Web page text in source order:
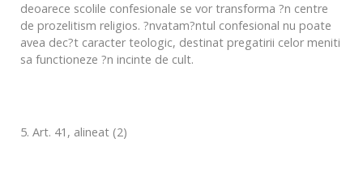
deoarece scolile confesionale se vor transforma ?n centre
de prozelitism religios. ?nvatam?ntul confesional nu poate
avea dec?t caracter teologic, destinat pregatirii celor meniti
sa functioneze ?n incinte de cult.
5. Art. 41, alineat (2)